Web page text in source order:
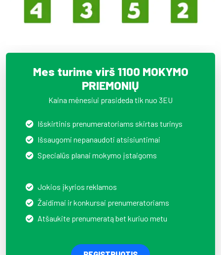
Mes turime virš 1100 MOKYMO
PRIEMONIŲ
Kaina mėnesiui prasideda tik nuo 3EU
Išskirtinis prenumeratoriams skirtas turinys
Išsaugomi nepanaudoti atsisiuntimai
Specialūs planai mokymo įstaigoms
Jokios įkyrios reklamos
Žaidimai ir konkursai prenumeratoriams
Atšaukite prenumeratą bet kuriuo metu